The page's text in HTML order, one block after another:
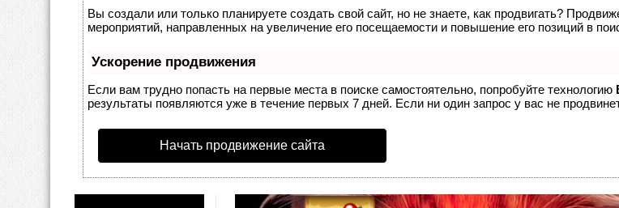
Вы создали или только планируете создать свой сайт, но не знаете, как продвигать?
мероприятий, направленных на увеличение его посещаемости и повышение его позиций в
Ускорение продвижения
Если вам трудно попасть на первые места в поиске самостоятельно, попробуйте технологию
результаты появляются уже в течение первых 7 дней. Если ни один запрос у вас не
Начать продвижение сайта